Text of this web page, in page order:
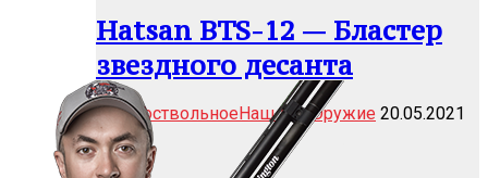
Hatsan BTS-12 — Бластер
звездного десанта
Гладкоствольное Наш тестОружие 20.05.2021